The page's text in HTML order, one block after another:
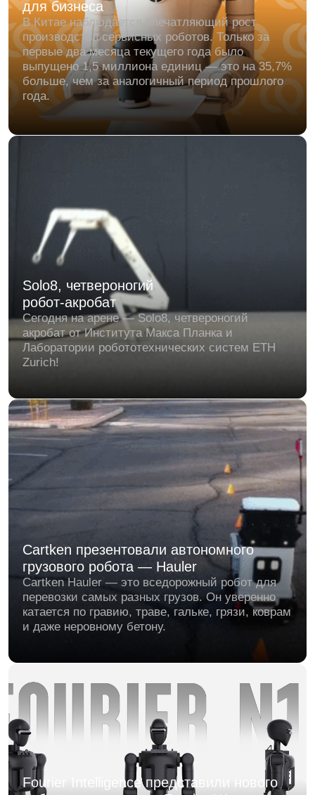
Fourier Intelligence представили нового
робота-гуманоида — Fourier N1
Fourier запускает открытую платформу для
всех, кто хочет собрать своего гуманоида.
Знакомьтесь — N1. Fourier Intelligence
представили Fourier N1 — своего первого
человекоподобного робота с открытым
Eufy показали робота-газонокосильщика,
который работает без проводов
Надоело косить траву в жару? У eufy есть ответ
— роботизированная газонокосилка E15 V-FSD.
И да, никаких пограничных проводов и RTK-
станций.
Новый игрок в мире полу-гуманоидных
роботов: Pudu Robotics представляет
FlashBot Arm
Сегодня действительно важный день для всей
индустрии сервисной робототехники. Pudu
Robotics, один из глобальных лидеров в этой
сфере, официально представил FlashBot Arm.
Китайские роботы наступают: кто кого —
Пекин или Кремниевая долина?
На глобальной арене человекоподобных
роботов разгорается настоящая гонка — и,
похоже, Китай вырывается вперёд.